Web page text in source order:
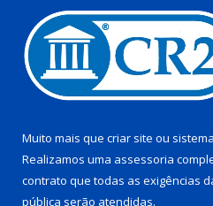
Muito mais que criar site ou
Realizamos uma assessoria
contrato que todas as exigências
pública serão atendidas.